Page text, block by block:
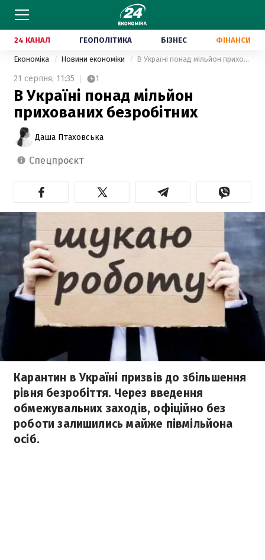
24 КАНАЛ ГЕОПОЛІТИКА БІЗНЕС ФІНАНСИ
Економіка Новини економіки В Україні понад мільйон прихованих безробітних
21 серпня, 11:35 1
В Україні понад мільйон
прихованих безробітних
Даша Птаховська
спецпроєкт
Карантин в Україні призвів до збільшення
рівня безробіття. Через введення
обмежувальних заходів, офіційно без
роботи залишились майже півмільйона
осіб.